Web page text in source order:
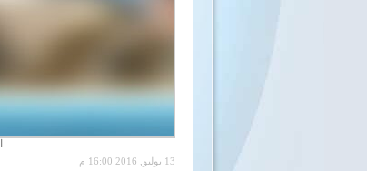
13 يوليو, 2016 16:00 م